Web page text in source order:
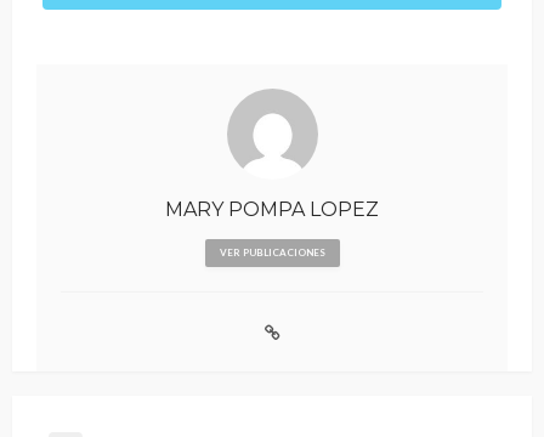
MARY POMPA LOPEZ
VER PUBLICACIONES